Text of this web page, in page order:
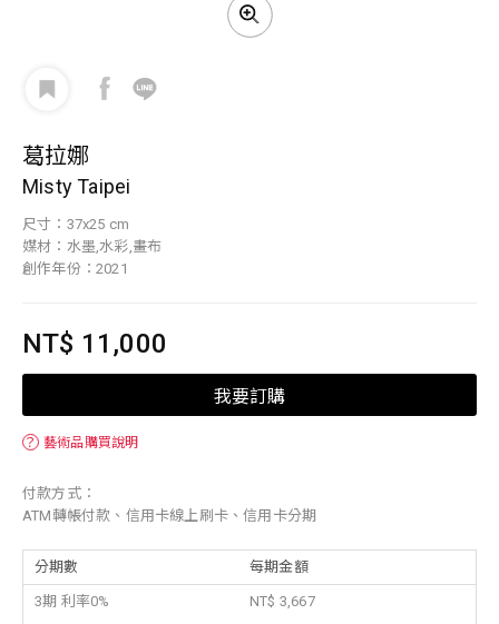
葛拉娜
Misty Taipei
尺寸：37x25 cm
媒材：水墨,水彩,畫布
創作年份：2021
NT$ 11,000
我要訂購
？ 藝術品購買說明
付款方式：
ATM轉帳付款、信用卡線上刷卡、信用卡分期
分期數 每期金額
3期 利率0%
NT$ 3,667